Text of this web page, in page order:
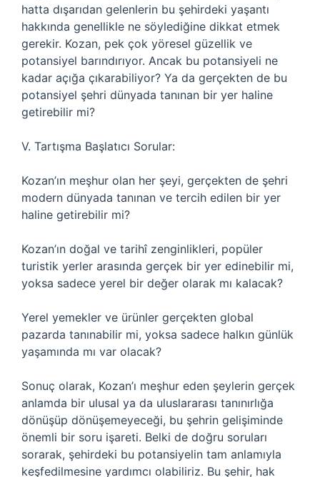
hatta dışarıdan gelenlerin bu şehirdeki yaşantı
hakkında genellikle ne söylediğine dikkat etmek
gerekir. Kozan, pek çok yöresel güzellik ve
potansiyel barındırıyor. Ancak bu potansiyeli ne
kadar açığa çıkarabiliyor? Ya da gerçekten de bu
potansiyel şehri dünyada tanınan bir yer haline
getirebilir mi?
V. Tartışma Başlatıcı Sorular:
Kozan’ın meşhur olan her şeyi, gerçekten de şehri
modern dünyada tanınan ve tercih edilen bir yer
haline getirebilir mi?
Kozan’ın doğal ve tarihî zenginlikleri, popüler
turistik yerler arasında gerçek bir yer edinebilir mi,
yoksa sadece yerel bir değer olarak mı kalacak?
Yerel yemekler ve ürünler gerçekten global
pazarda tanınabilir mi, yoksa sadece halkın günlük
yaşamında mı var olacak?
Sonuç olarak, Kozan’ı meşhur eden şeylerin gerçek
anlamda bir ulusal ya da uluslararası tanınırlığa
dönüşüp dönüşemeyeceği, bu şehrin gelişiminde
önemli bir soru işareti. Belki de doğru soruları
sorarak, şehirdeki bu potansiyelin tam anlamıyla
keşfedilmesine yardımcı olabiliriz. Bu şehir, hak